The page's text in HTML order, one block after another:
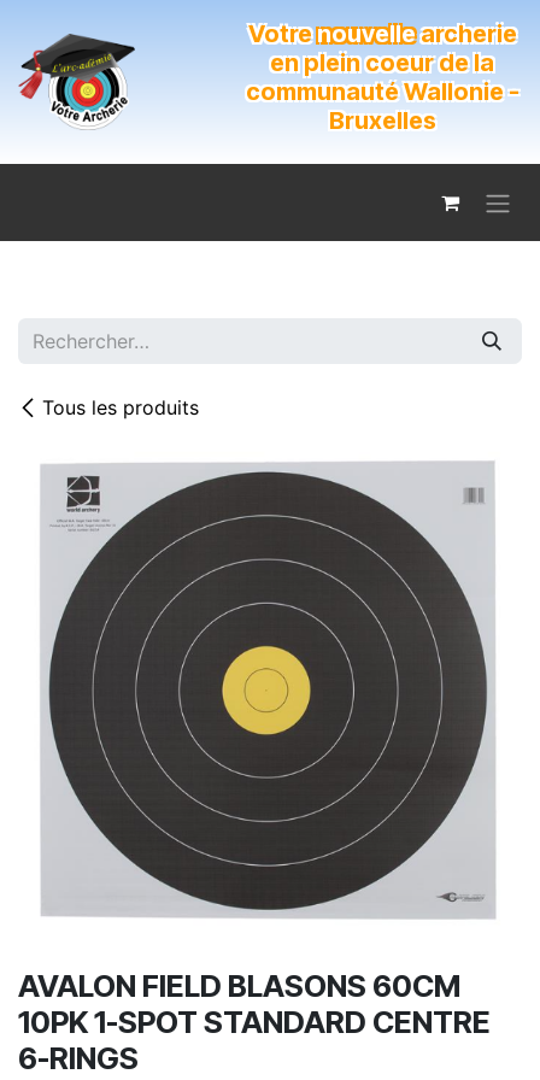
Votrenouvellearcherie
en plein coeur de la
communauté Wallonie -
Bruxelles
Tous les produits
AVALON FIELD BLASONS 60CM
10PK 1-SPOT STANDARD CENTRE
6-RINGS